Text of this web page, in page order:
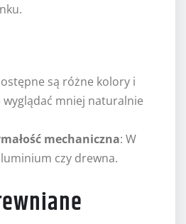
są różne kolory i
wyglądać mniej naturalnie
mechaniczna: W
czy drewna.